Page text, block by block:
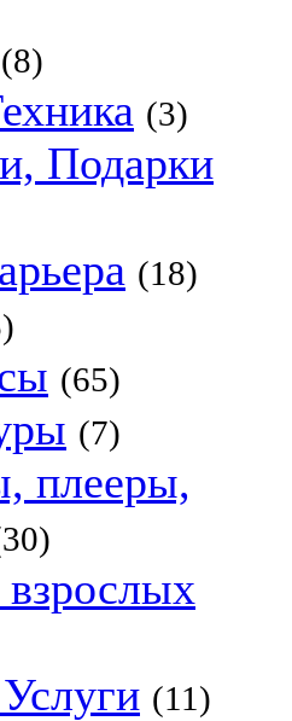
(8)
(3)
Подарки
(18)
(65)
(7)
плееры,
(11)